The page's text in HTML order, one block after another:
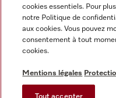
CGV
Protection des données
Conditions d’utilisation
Digital Services Act
cookies essentiels. Pour
notre Politique de
aux cookies. Vous pouvez
consentement à tout
cookies.
Mentions légales